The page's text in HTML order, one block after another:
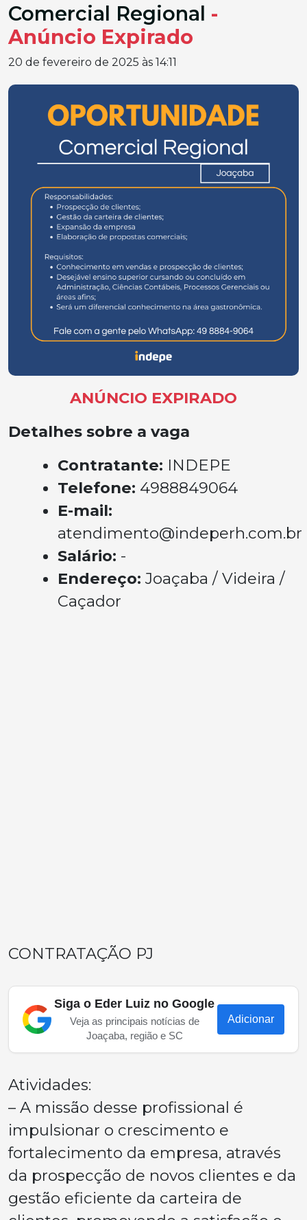
Comercial Regional -
Anúncio Expirado
20 de fevereiro de 2025 às 14:11
ANÚNCIO EXPIRADO
Detalhes sobre a vaga
Contratante: INDEPE
Telefone: 4988849064
E-mail:
atendimento@indeperh.com.br
Salário: -
Endereço: Joaçaba / Videira /
Caçador
CONTRATAÇÃO PJ
Siga o Eder Luiz no Google
Veja as principais notícias de
Joaçaba, região e SC
Adicionar
Atividades:
– A missão desse profissional é
impulsionar o crescimento e
fortalecimento da empresa, através
da prospecção de novos clientes e da
gestão eficiente da carteira de